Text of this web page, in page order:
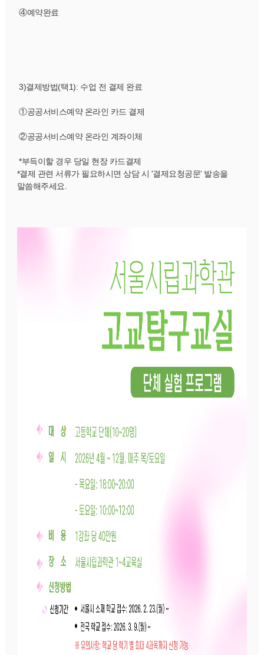
④예약완료
3)결제방법(택1): 수업 전 결제 완료
①공공서비스예약 온라인 카드 결제
②공공서비스예약 온라인 계좌이체
*부득이할 경우 당일 현장 카드결제
*결제 관련 서류가 필요하시면 상담 시 '결제요청공문' 발송을
말씀해주세요.